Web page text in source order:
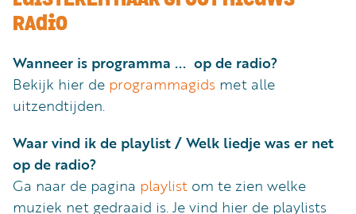
RAdio
Wanneer is programma ... op de radio?
Bekijk hier de programmagids met alle
uitzendtijden.
Waar vind ik de playlist / Welk liedje was er net
op de radio?
Ga naar de pagina playlist om te zien welke
muziek net gedraaid is. Je vind hier de playlists
nu
Businessclub
Adverteren
Winkel
Privacy